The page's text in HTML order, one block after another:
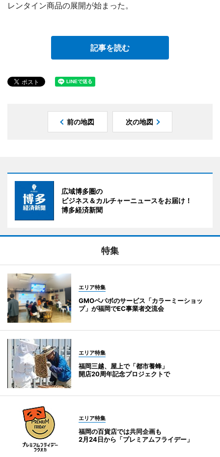
レンタイン商品の展開が始まった。
記事を読む
前の地図 次の地図
広域博多圏の
ビジネス＆カルチャーニュースをお届け！
博多経済新聞
特集
エリア特集
GMOペパボのサービス「カラーミーショッ
プ」が福岡でEC事業者交流会
エリア特集
福岡三越、屋上で「都市養蜂」
開店20周年記念プロジェクトで
エリア特集
福岡の百貨店では共同企画も
2月24日から「プレミアムフライデー」